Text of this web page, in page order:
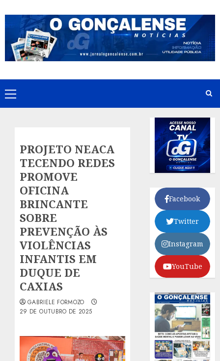
to
content
Primary
Menu
PROJETO NEACA
TECENDO REDES
PROMOVE
OFICINA
BRINCANTE
SOBRE
PREVENÇÃO ÀS
VIOLÊNCIAS
INFANTIS EM
DUQUE DE
CAXIAS
GABRIELE FORMOZO
29 DE OUTUBRO DE 2025
Facebook
Twitter
Instagram
YouTube